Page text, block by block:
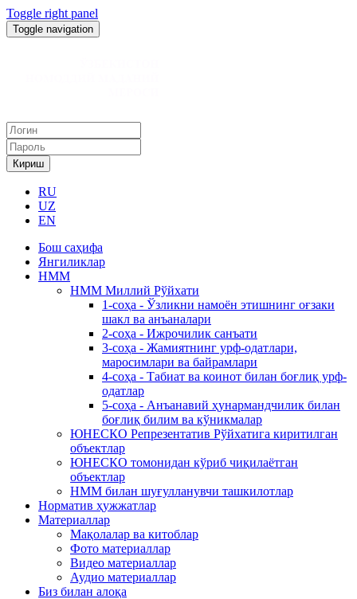
Toggle right panel
Toggle navigation
Кириш
RU
UZ
EN
Бош саҳифа
Янгиликлар
НММ
НММ Миллий Рўйхати
1-соҳа - Ўзликни намоён этишнинг оғзаки
шакл ва анъаналари
2-соҳа - Ижрочилик санъати
3-соҳа - Жамиятнинг урф-одатлари,
маросимлари ва байрамлари
4-соҳа - Табиат ва коинот билан боғлиқ урф-
одатлар
5-соҳа - Анъанавий ҳунармандчилик билан
боғлиқ билим ва кўникмалар
ЮНЕСКО Репрезентатив Рўйхатига киритилган
объектлар
ЮНЕСКО томонидан кўриб чиқилаётган
объектлар
НММ билан шуғулланувчи ташкилотлар
Норматив ҳужжатлар
Материаллар
Мақолалар ва китоблар
Фото материаллар
Видео материаллар
Аудио материаллар
Биз билан алоқа